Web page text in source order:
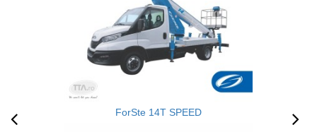
ForSte 14T SPEED